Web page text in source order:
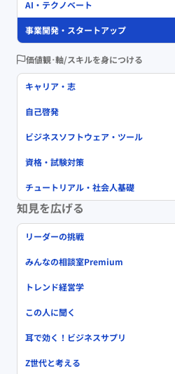
AI・テクノベート
事業開発・スタートアップ
価値観･軸/スキルを身につける
キャリア・志
自己啓発
ビジネスソフトウェア・ツール
資格・試験対策
チュートリアル・社会人基礎
知見を広げる
リーダーの挑戦
みんなの相談室Premium
トレンド経営学
この人に聞く
耳で効く！ビジネスサプリ
Z世代と考える